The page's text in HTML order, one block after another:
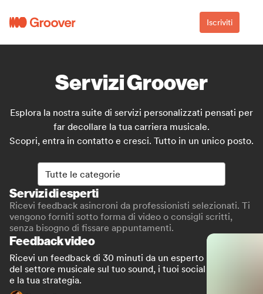
Iscriviti
Servizi Groover
Esplora la nostra suite di servizi personalizzati pensati per
far decollare la tua carriera musicale.
Scopri, entra in contatto e cresci. Tutto in un unico posto.
Tutte le categorie
Tutte le categorie
Servizi di esperti
Ricevi feedback asincroni da professionisti selezionati. Ti
vengono forniti sotto forma di video o consigli scritti,
senza bisogno di fissare appuntamenti.
Feedback video
Ricevi un feedback di 30 minuti da un esperto
del settore musicale sul tuo sound, i tuoi social
e la tua strategia.